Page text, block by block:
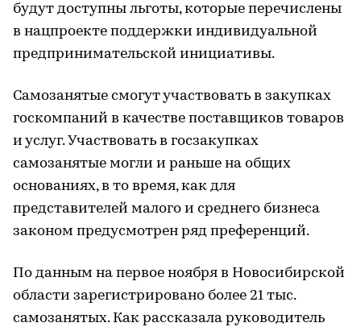
будут доступны льготы, которые перечислены
в нацпроекте поддержки индивидуальной
предпринимательской инициативы.
Самозанятые смогут участвовать в закупках
госкомпаний в качестве поставщиков товаров
и услуг. Участвовать в госзакупках
самозанятые могли и раньше на общих
основаниях, в то время, как для
представителей малого и среднего бизнеса
законом предусмотрен ряд преференций.
По данным на первое ноября в Новосибирской
области зарегистрировано более 21 тыс.
самозанятых. Как рассказала руководитель